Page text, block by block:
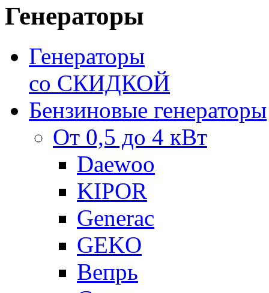
Генераторы
Генераторы
со СКИДКОЙ
Бензиновые генераторы
От 0,5 до 4 кВт
Daewoo
KIPOR
Generac
GEKO
Вепрь